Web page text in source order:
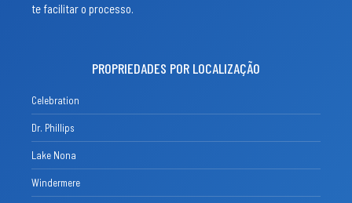
te facilitar o processo.
PROPRIEDADES POR LOCALIZAÇÃO
Celebration
Dr. Phillips
Lake Nona
Windermere